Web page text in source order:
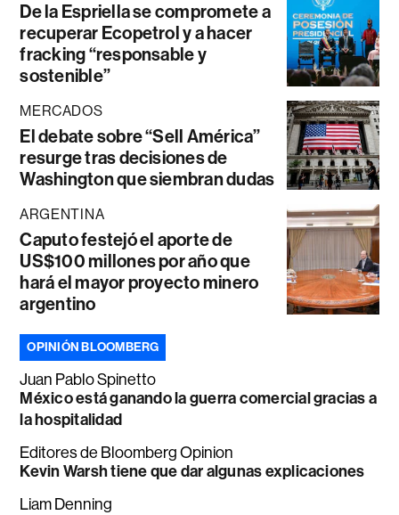
De la Espriella se compromete a
recuperar Ecopetrol y a hacer
fracking “responsable y
sostenible”
MERCADOS
El debate sobre “Sell América”
resurge tras decisiones de
Washington que siembran dudas
ARGENTINA
Caputo festejó el aporte de
US$100 millones por año que
hará el mayor proyecto minero
argentino
OPINIÓN BLOOMBERG
Juan Pablo Spinetto
México está ganando la guerra comercial gracias a
la hospitalidad
Editores de Bloomberg Opinion
Kevin Warsh tiene que dar algunas explicaciones
Liam Denning